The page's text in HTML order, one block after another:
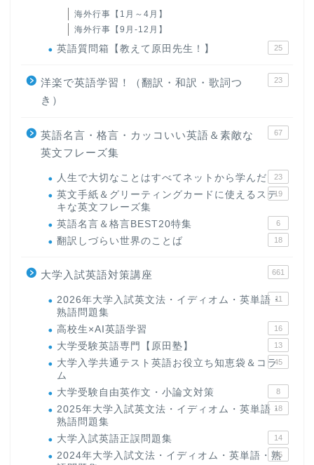
海外行事【1月～4月】
海外行事【9月-12月】
英語質問箱【教えて原田先生！】 25
洋楽で英語学習！（翻訳・和訳・歌詞つ
き）
23
英語名言・格言・カッコいい英語＆素敵な
英文フレーズ集
67
人生で大切なことはすべてネットから学んだ 23
英文手紙＆グリーティングカードに使えるステ
キな英文フレーズ集
19
英語名言＆格言BEST20特集 6
翻訳しづらい世界のことば 18
大学入試英語対策講座 661
2026年大学入試英文法・イディオム・英単語・
熟語問題集
11
高校生×AI英語学習 16
大学受験英語専門【原田塾】 13
大学入学共通テスト英語お役立ち知恵袋＆コラ
ム
45
大学受験自由英作文・小論文対策 8
2025年大学入試英文法・イディオム・英単語・
熟語問題集
18
大学入試英語正誤問題集 14
2024年大学入試文法・イディオム・英単語・熟
15